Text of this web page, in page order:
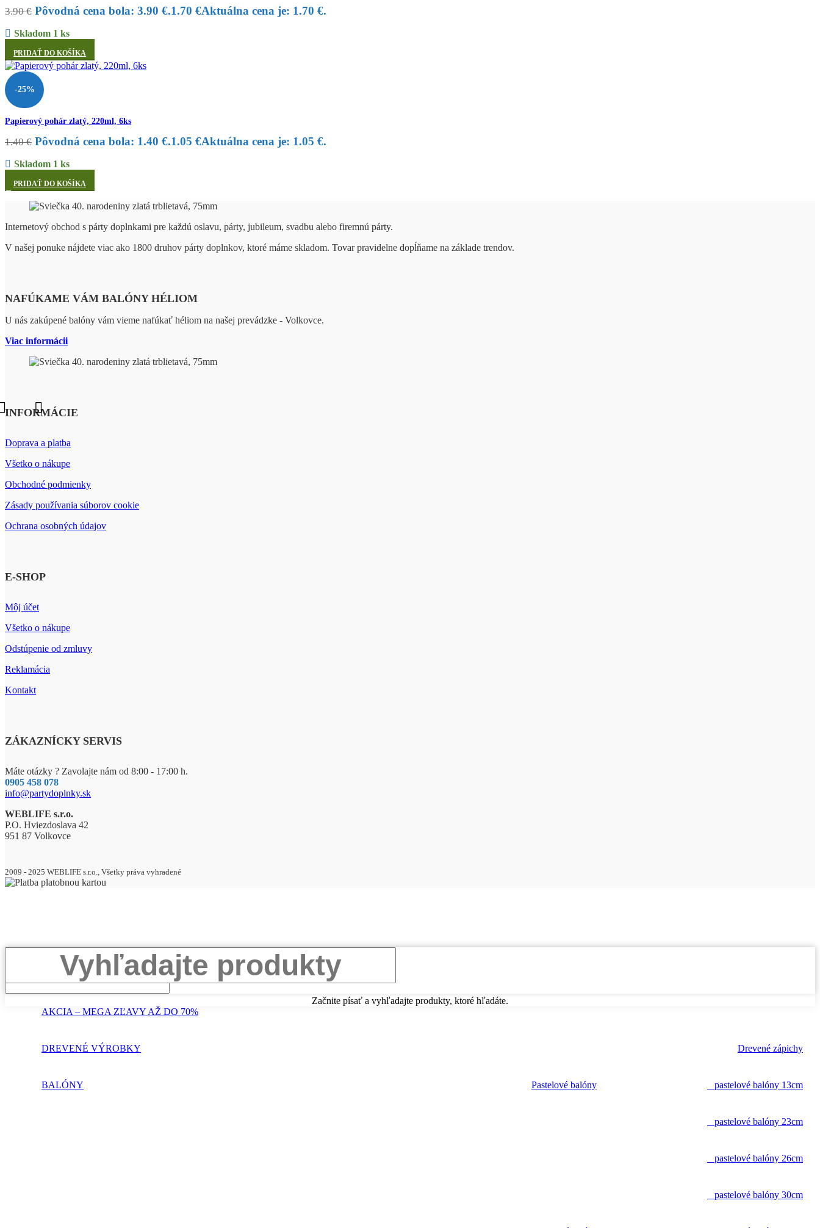
3.90€ Pôvodná cena bola: 3.90 €.1.70 €Aktuálna cena je: 1.70 €.
Skladom 1 ks
PRIDAŤ DO KOŠÍKA
-25%
Papierový pohár zlatý, 220ml, 6ks
1.40€ Pôvodná cena bola: 1.40 €.1.05 €Aktuálna cena je: 1.05 €.
Skladom 1 ks
PRIDAŤ DO KOŠÍKA
Internetový obchod s párty doplnkami pre každú oslavu, párty, jubileum, svadbu alebo firemnú párty.
V našej ponuke nájdete viac ako 1800 druhov párty doplnkov, ktoré máme skladom. Tovar pravidelne dopĺňame na základe trendov.
NAFÚKAME VÁM BALÓNY HÉLIOM
U nás zakúpené balóny vám vieme nafúkať héliom na našej prevádzke - Volkovce.
Viac informácii
INFORMÁCIE
Doprava a platba
Všetko o nákupe
Obchodné podmienky
Zásady používania súborov cookie
Ochrana osobných údajov
E-SHOP
Môj účet
Všetko o nákupe
Odstúpenie od zmluvy
Reklamácia
Kontakt
ZÁKAZNÍCKY SERVIS
Máte otázky ? Zavolajte nám od 8:00 - 17:00 h.
0905 458 078
info@partydoplnky.sk
WEBLIFE s.r.o.
P.O. Hviezdoslava 42
951 87 Volkovce
2009 - 2025 WEBLIFE s.r.o., Všetky práva vyhradené
Začnite písať a vyhľadajte produkty, ktoré hľadáte.
Search
AKCIA – MEGA ZĽAVY AŽ DO 70%
DREVENÉ VÝROBKY Drevené zápichy
BALÓNY Pastelové balóny pastelové balóny 13cm
pastelové balóny 23cm
pastelové balóny 26cm
pastelové balóny 30cm